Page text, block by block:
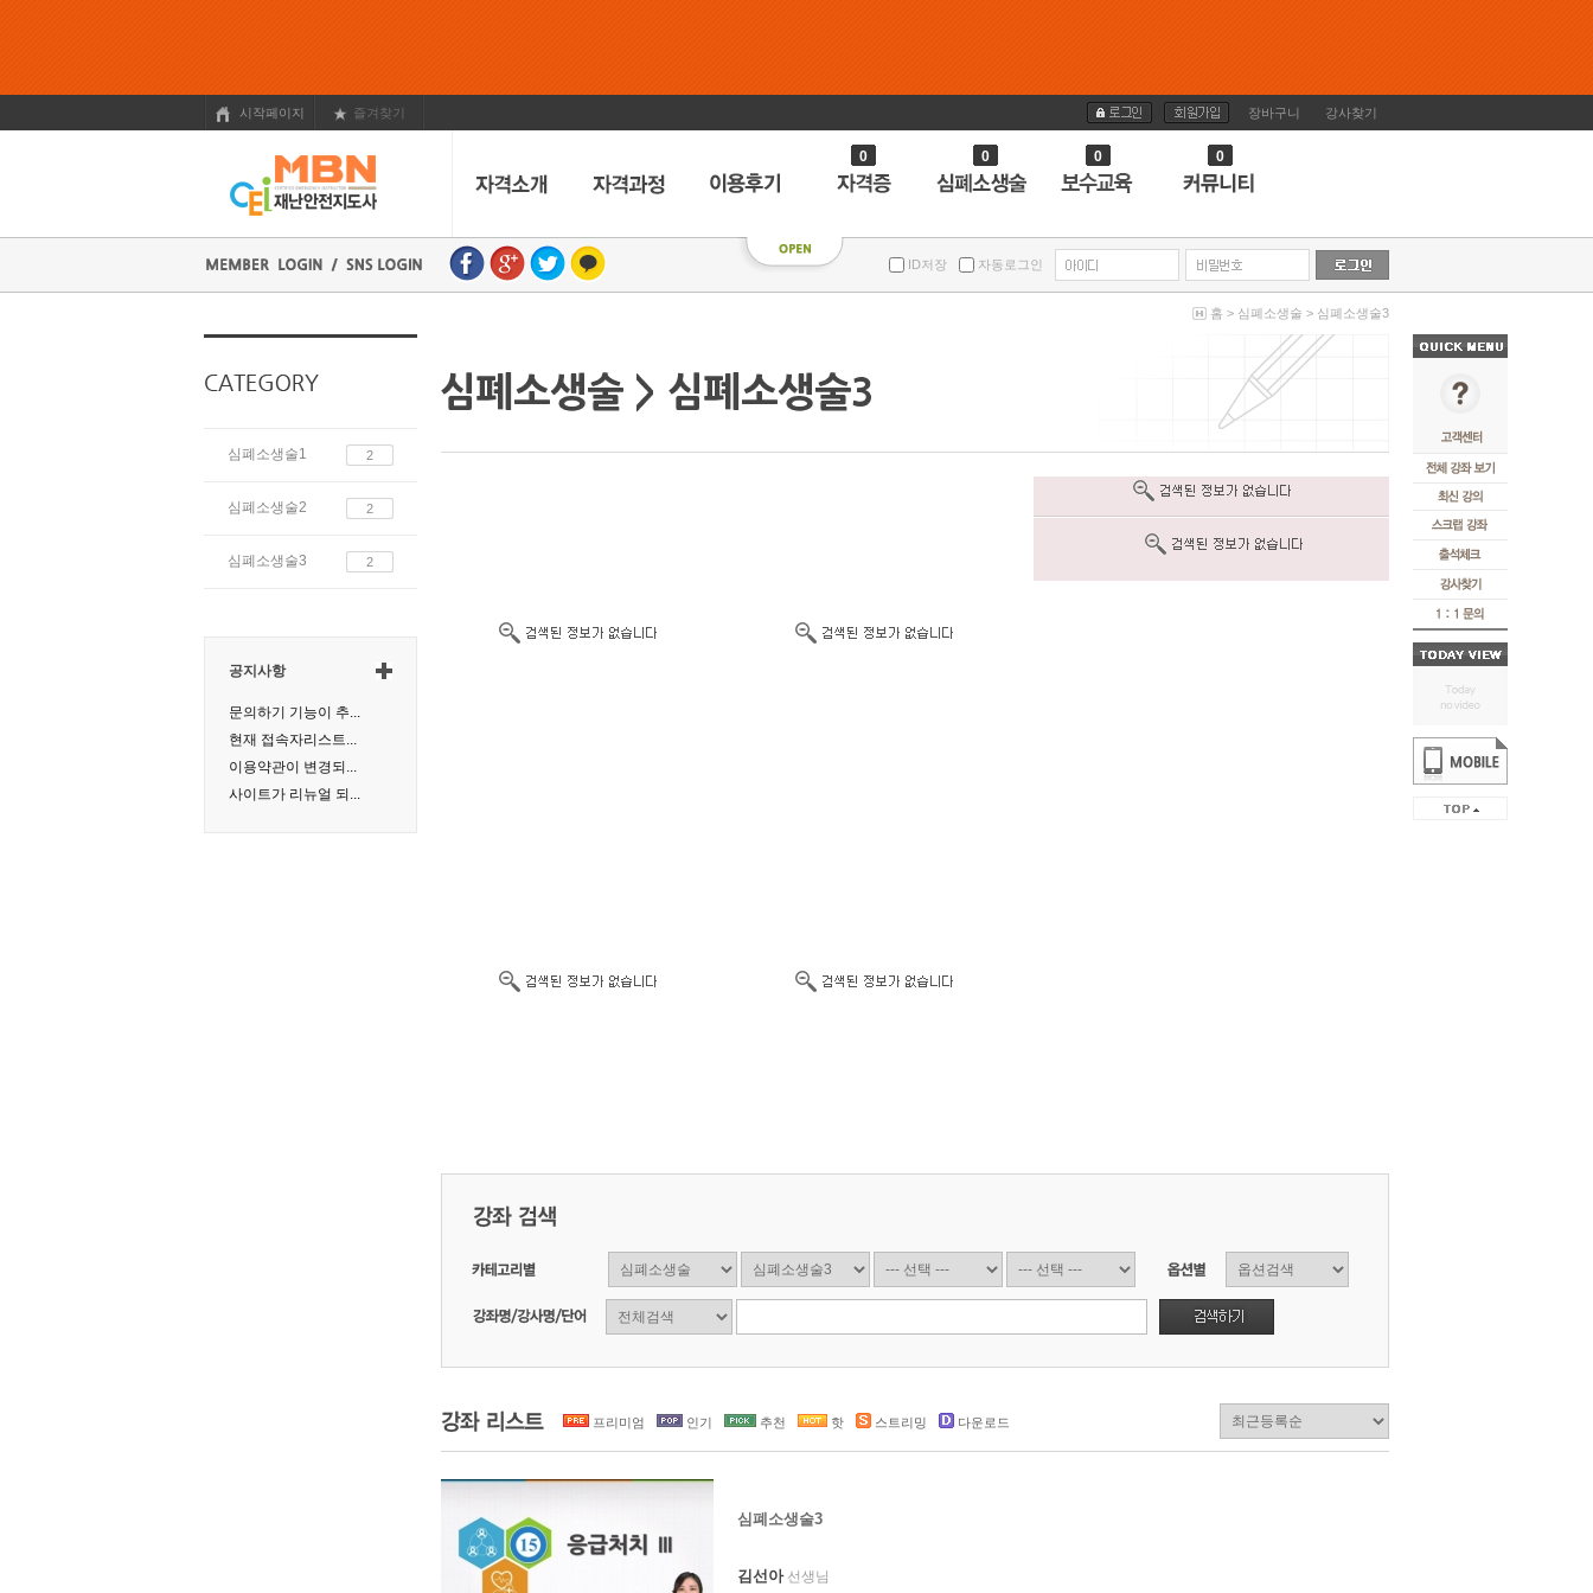
시작페이지 즐겨찾기 장바구니 강사찾기
0 0 0 0
ID저장 자동로그인
홈 > 심폐소생술 > 심폐소생술3
심폐소생술1 2
심폐소생술2 2
심폐소생술3 2
공지사항
문의하기 기능이 추...
현재 접속자리스트...
이용약관이 변경되...
사이트가 리뉴얼 되...
프리미엄 인기 추천 핫 스트리밍 다운로드
심폐소생술3
김선아 선생님